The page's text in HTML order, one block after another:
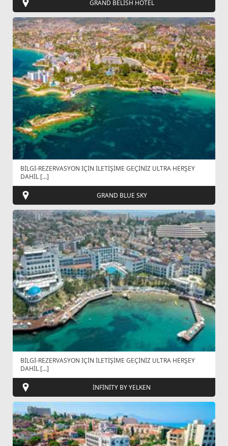
GRAND BELİSH HOTEL
BİLGİ-REZERVASYON İÇİN İLETİŞİME GEÇİNİZ ULTRA HERŞEY
DAHİL […]
GRAND BLUE SKY
BİLGİ-REZERVASYON İÇİN İLETİŞİME GEÇİNİZ ULTRA HERŞEY
DAHİL […]
İNFİNİTY BY YELKEN